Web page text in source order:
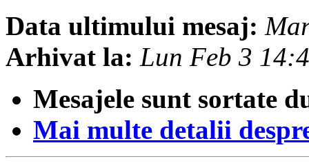
Data ultimului mesaj:
Arhivat la: Lun Feb 3
Mesajele sunt sortate
Mai multe detalii